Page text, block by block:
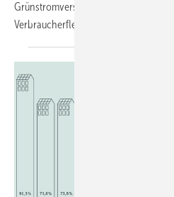
Grünstromversorger Lichtblick, wie
Verbraucherflexibilität für 100-te